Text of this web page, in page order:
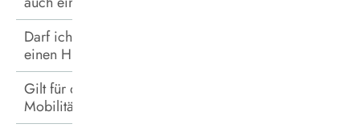
Darf ich mit dem DeutschlandTicket Sozial
einen Hund mitnehmen?
Gilt für das DeutschlandTicket Sozial die
Mobilitätsgarantie NRW?